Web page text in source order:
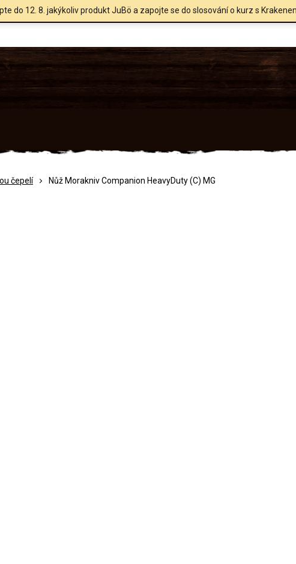
do 12. 8. jakýkoliv produkt JuBö a zapojte se do slosování o kurz s
čepelí Nůž Morakniv Companion HeavyDuty (C) MG